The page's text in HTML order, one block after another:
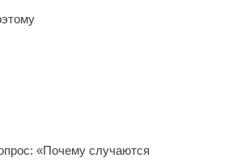
«Почему случаются